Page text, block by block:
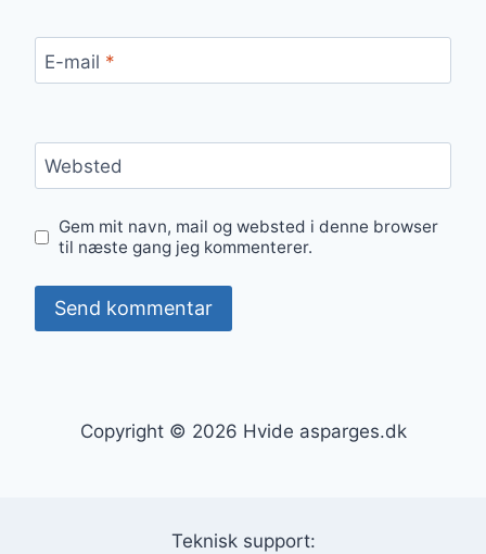
E-mail *
Websted
Gem mit navn, mail og websted i denne browser
til næste gang jeg kommenterer.
Copyright © 2026 Hvide asparges.dk
Teknisk support: